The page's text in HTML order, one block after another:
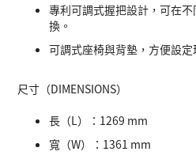
專利可調式握把設計，可在
換。
可調式座椅與背墊，方便設
尺寸（DIMENSIONS）
長（L）：1269 mm
寬（W）：1361 mm